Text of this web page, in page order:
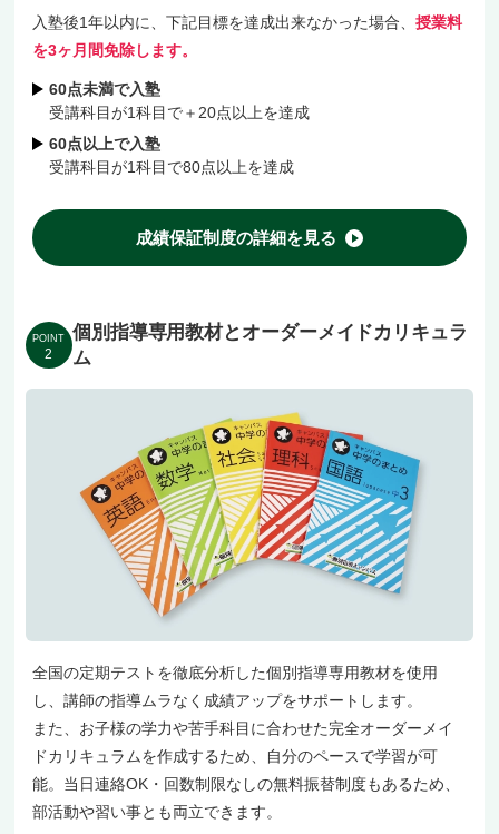
家庭からお越しいただいています。
学校別の対策をお考えの方、まずは無料体験でぜ
ひご相談くださいね！
入塾後1年以内に、下記目標を達成出来なかった場合、 授業料
を3ヶ月間免除します。
60点未満で入塾
受講科目が1科目で＋20点以上を達成
60点以上で入塾
受講科目が1科目で80点以上を達成
成績保証制度の詳細を見る
POINT
2
個別指導専用教材とオーダーメイドカリキュラ
ム
全国の定期テストを徹底分析した個別指導専用教材を使用
し、講師の指導ムラなく成績アップをサポートします。
また、お子様の学力や苦手科目に合わせた完全オーダーメイ
ドカリキュラムを作成するため、自分のペースで学習が可
能。当日連絡OK・回数制限なしの無料振替制度もあるため、
部活動や習い事とも両立できます。